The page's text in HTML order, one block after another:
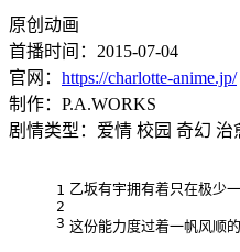
原创动画
首播时间：2015-07-04
官网： https://charlotte-anime.jp/
制作：P.A.WORKS
剧情类型：爱情 校园 奇幻 治
1
2
3
乙坂有宇拥有着只在极少
这份能力度过着一帆风顺